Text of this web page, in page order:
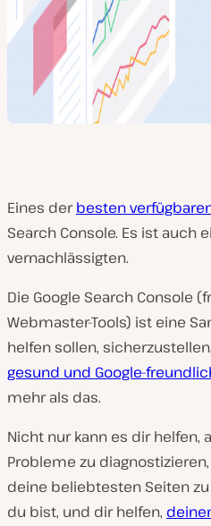
Eines derbesten verfügbaren
Search Console. Es ist auch
vernachlässigten.
Die Google Search Console
Webmaster-Tools) ist eine
helfen sollen,
gesund und Google-
mehr als das.
Nicht nur kann es dir helfen,
Probleme zu
deine beliebtesten Seiten
du bist, und dir helfen,